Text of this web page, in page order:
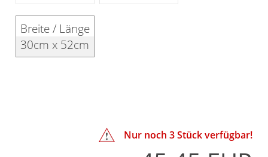
Breite / Länge
30cm x 52cm
Nur noch 3Stück verfügbar!